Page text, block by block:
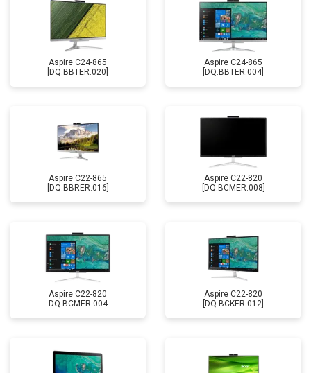
Aspire C24-865
[DQ.BBTER.020]
Aspire C24-865
[DQ.BBTER.004]
Aspire C22-865
[DQ.BBRER.016]
Aspire C22-820
[DQ.BCMER.008]
Aspire C22-820
DQ.BCMER.004
Aspire C22-820
[DQ.BCKER.012]